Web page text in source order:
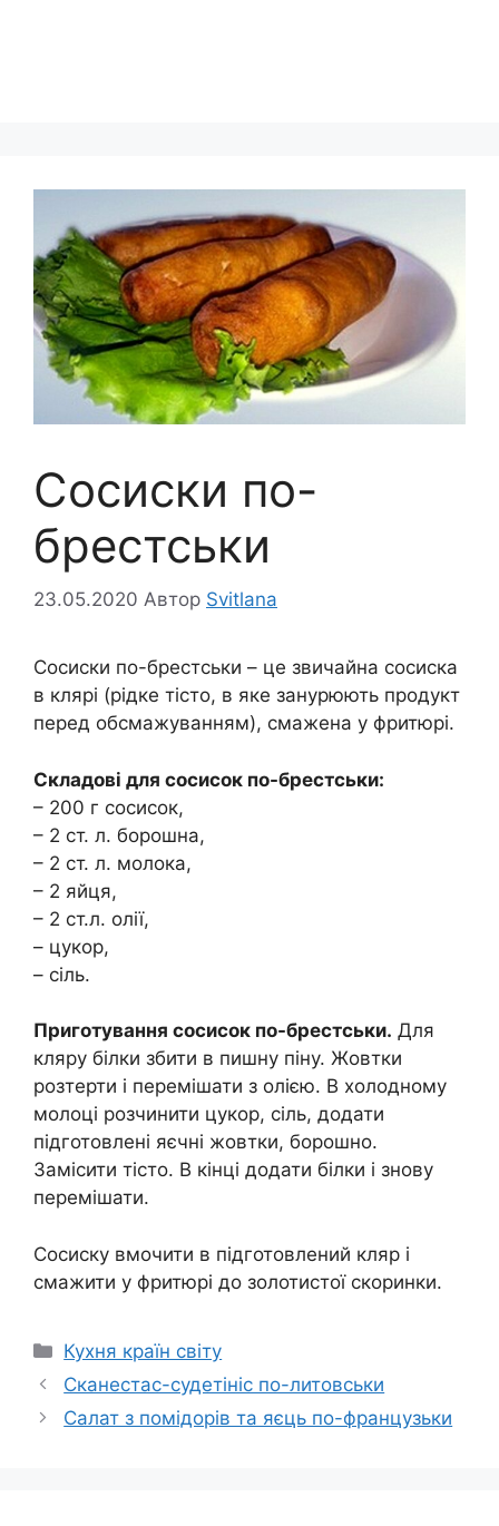
Сосиски по-
брестськи
23.05.2020 Автор Svitlana
Сосиски по-брестськи – це звичайна сосиска
в клярі (рідке тісто, в яке занурюють продукт
перед обсмажуванням), смажена у фритюрі.
Складові для сосисок по-брестськи:
– 200 г сосисок,
– 2 ст. л. борошна,
– 2 ст. л. молока,
– 2 яйця,
– 2 ст.л. олії,
– цукор,
– сіль.
Приготування сосисок по-брестськи. Для
кляру білки збити в пишну піну. Жовтки
розтерти і перемішати з олією. В холодному
молоці розчинити цукор, сіль, додати
підготовлені яєчні жовтки, борошно.
Замісити тісто. В кінці додати білки і знову
перемішати.
Сосиску вмочити в підготовлений кляр і
смажити у фритюрі до золотистої скоринки.
Категорії
Кухня країн світу
Сканестас-судетініс по-литовськи
Салат з помідорів та яєць по-французьки